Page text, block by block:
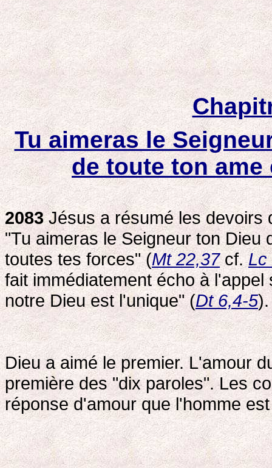
Tu aimeras le
de toute ton
2083Jésus a résumé les devoirs
"Tu aimeras le Seigneur ton Dieu
toutes tes forces" (Mt 22,37cf.Lc
fait immédiatement écho à
notre Dieu est l'unique" (Dt 6,4-5).
Dieu a aimé le premier. L'amour
première des "dix paroles". Les
réponse d'amour que l'homme